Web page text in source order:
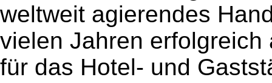
weltweit agierendes
vielen Jahren
für das Hotel- und